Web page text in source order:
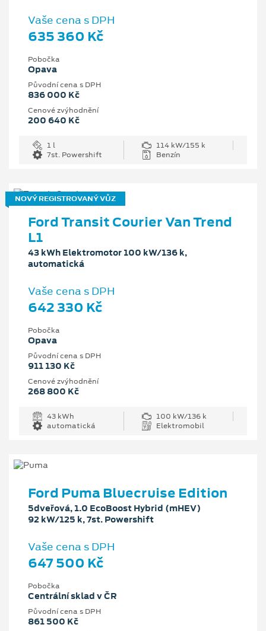
Vaše cena s DPH
635 360 Kč
Pobočka
Opava
Původní cena s DPH
836 000 Kč
Cenové zvýhodnění
200 640 Kč
1 l
114 kW/155 k
7st. Powershift
Benzín
NOVÝ REGISTROVANÝ VŮZ
Ford Transit Courier Van Trend
L1
43 kWh Elektromotor 100 kW/136 k,
automatická
Vaše cena s DPH
642 330 Kč
Pobočka
Opava
Původní cena s DPH
911 130 Kč
Cenové zvýhodnění
268 800 Kč
43 kWh
100 kW/136 k
automatická
Elektromobil
Ford Puma Bluecruise Edition
5dveřová, 1.0 EcoBoost Hybrid (mHEV)
92 kW/125 k, 7st. Powershift
Vaše cena s DPH
647 500 Kč
Pobočka
Centrální sklad v ČR
Původní cena s DPH
861 500 Kč